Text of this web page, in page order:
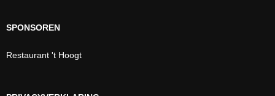
SPONSOREN
Restaurant 't Hoogt